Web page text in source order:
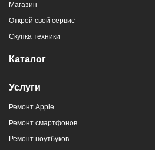
Магазин
Открой свой сервис
Скупка техники
Каталог
Услуги
Ремонт Apple
Ремонт смартфонов
Ремонт ноутбуков